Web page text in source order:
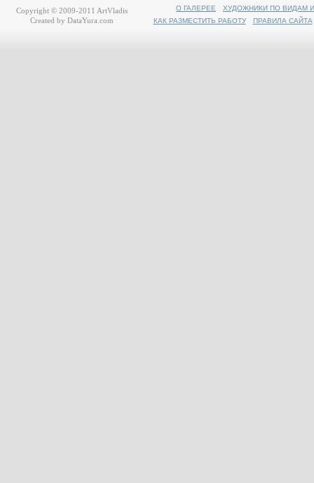
О ГАЛЕРЕЕ
ХУДОЖНИКИ ПО ВИДАМ
КАК РАЗМЕСТИТЬ РАБОТУ
ПРАВИЛА САЙТА
Copyright © 2009-2011 ArtVladis
Created by DataYura.com